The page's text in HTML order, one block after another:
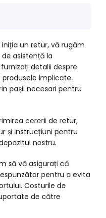
un retur, vă rugăm
asistență la
detalii despre
implicate.
pașii necesari pentru
cererii de retur,
și instrucțiuni pentru
nostru.
să vă asigurați că
pentru a evita
Costurile de
de către